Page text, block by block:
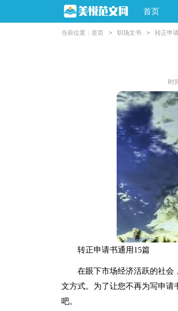
首页
当前位置： 首页 > 职场文书 > 转正申
时
转正申请书通用15篇
在眼下市场经济活跃的社会
文方式。为了让您不再为写申请
吧。